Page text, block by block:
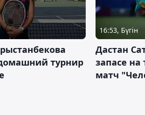
турнир
16:53, Бүгін
Дастан
запасе
матч